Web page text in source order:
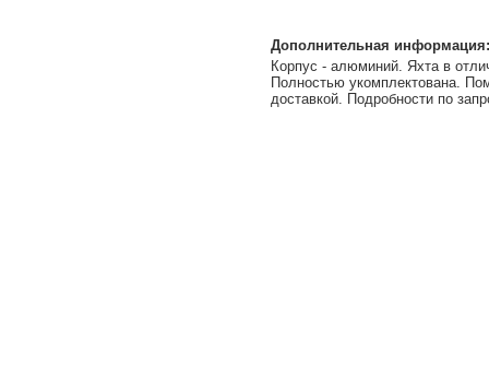
Дополнительная информация:
Корпус - алюминий. Яхта в
Полностью укомплектована.
доставкой. Подробности по